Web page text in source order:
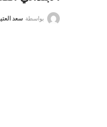
بواسطة سعد